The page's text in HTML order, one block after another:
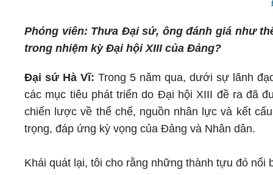
Phóng viên: Thưa Đại sứ, ông đánh giá như
trong nhiệm kỳ Đại hội XIII của Đảng?
Đại sứ Hà Vĩ: Trong 5 năm qua, dưới sự lãnh
các mục tiêu phát triển do Đại hội XIII đề ra đã
chiến lược về thể chế, nguồn nhân lực và kết
trọng, đáp ứng kỳ vọng của Đảng và Nhân dân.
Khái quát lại, tôi cho rằng những thành tựu đó nổi